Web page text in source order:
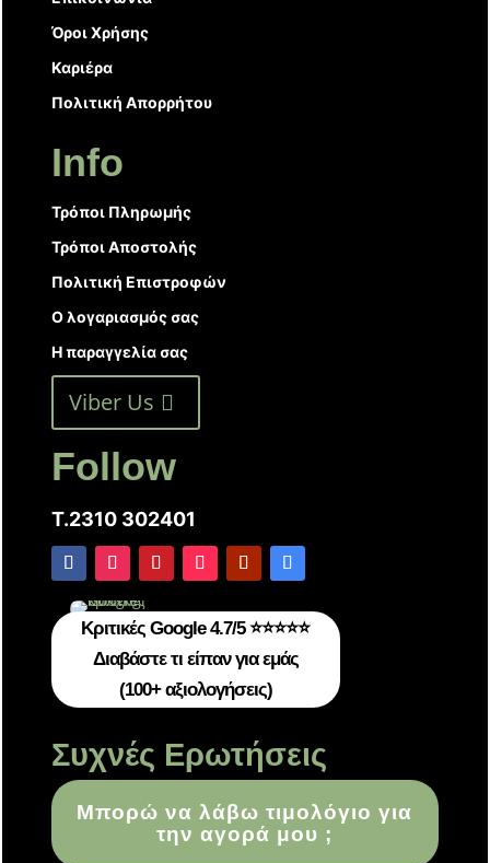
Όροι Χρήσης
Καριέρα
Πολιτική Απορρήτου
Info
Τρόποι Πληρωμής
Τρόποι Αποστολής
Πολιτική Επιστροφών
Ο λογαριασμός σας
Η παραγγελία σας
Viber Us
Follow
T.2310 302401
Κριτικές Google 4.7/5 ⭐⭐⭐⭐⭐
Διαβάστε τι είπαν για εμάς
(100+ αξιολογήσεις)
Συχνές Ερωτήσεις
Μπορώ να λάβω τιμολόγιο για
την αγορά μου ;